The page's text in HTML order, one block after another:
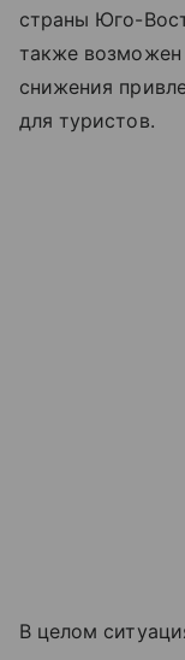
страны Юго-
также возможен
снижения
для туристов.
В целом